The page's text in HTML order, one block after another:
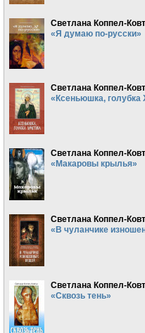
Светлана Коппел-
«Я думаю по-русски»
Светлана Коппел-
«Ксеньюшка, голубка
Светлана Коппел-
«Макаровы крылья»
Светлана Коппел-
«В чуланчике
Светлана Коппел-
«Сквозь тень»